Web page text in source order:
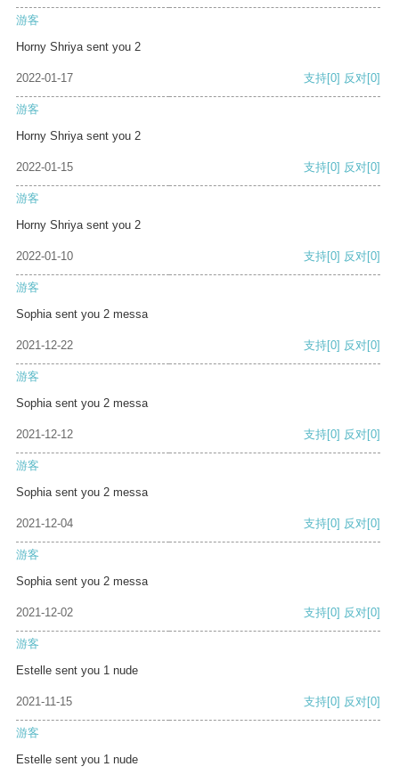
游客
Horny Shriya sent you 2
2022-01-17 支持[0] 反对[0]
游客
Horny Shriya sent you 2
2022-01-15 支持[0] 反对[0]
游客
Horny Shriya sent you 2
2022-01-10 支持[0] 反对[0]
游客
Sophia sent you 2 messa
2021-12-22 支持[0] 反对[0]
游客
Sophia sent you 2 messa
2021-12-12 支持[0] 反对[0]
游客
Sophia sent you 2 messa
2021-12-04 支持[0] 反对[0]
游客
Sophia sent you 2 messa
2021-12-02 支持[0] 反对[0]
游客
Estelle sent you 1 nude
2021-11-15 支持[0] 反对[0]
游客
Estelle sent you 1 nude